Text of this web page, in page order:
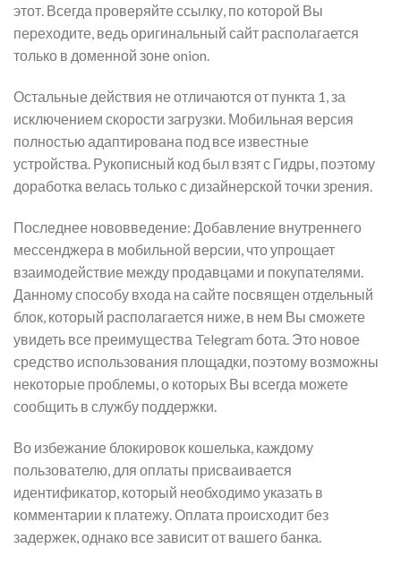
этот. Всегда проверяйте ссылку, по которой Вы
переходите, ведь оригинальный сайт располагается
только в доменной зоне onion.
Остальные действия не отличаются от пункта 1, за
исключением скорости загрузки. Мобильная версия
полностью адаптирована под все известные
устройства. Рукописный код был взят с Гидры, поэтому
доработка велась только с дизайнерской точки зрения.
Последнее нововведение: Добавление внутреннего
мессенджера в мобильной версии, что упрощает
взаимодействие между продавцами и покупателями.
Данному способу входа на сайте посвящен отдельный
блок, который располагается ниже, в нем Вы сможете
увидеть все преимущества Telegram бота. Это новое
средство использования площадки, поэтому возможны
некоторые проблемы, о которых Вы всегда можете
сообщить в службу поддержки.
Во избежание блокировок кошелька, каждому
пользователю, для оплаты присваивается
идентификатор, который необходимо указать в
комментарии к платежу. Оплата происходит без
задержек, однако все зависит от вашего банка.